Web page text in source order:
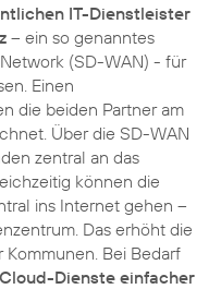
IT-Dienstleister
– ein so genanntes
(SD-WAN) - für
Einen
die beiden Partner am
Über die SD-WAN
zentral an das
können die
ins Internet gehen –
Das erhöht die
Bei Bedarf
Cloud-Dienste einfacher